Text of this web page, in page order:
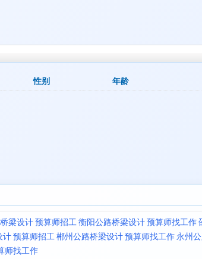
性别 年龄
梁设计 预算师招工 衡阳公路桥梁设计 预算师找工作
预算师招工 郴州公路桥梁设计 预算师找工作 永州
师找工作